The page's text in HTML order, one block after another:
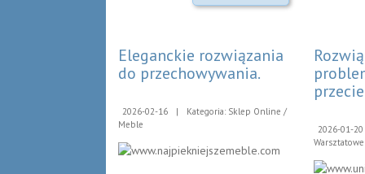
Eleganckie rozwiązania
do przechowywania.
2026-02-16 |
Kategoria: Sklep Online /
Meble
2026-01-20